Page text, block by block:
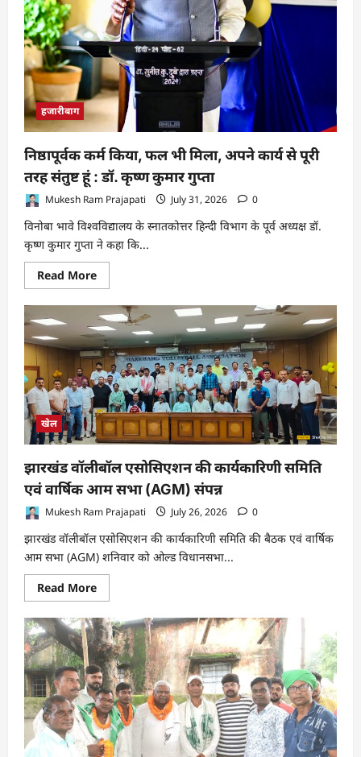
इतिहास
हजारीबाग
निष्ठापूर्वक कर्म किया, फल भी मिला, अपने कार्य से पूरी
तरह संतुष्ट हूं : डॉ. कृष्ण कुमार गुप्ता
Mukesh Ram Prajapati July 31, 2026 0
विनोबा भावे विश्वविद्यालय के स्नातकोत्तर हिन्दी विभाग के पूर्व अध्यक्ष डॉ.
कृष्ण कुमार गुप्ता ने कहा कि...
Read MoreRead
more
निष्ठापूर्वक
कर्म
किया,
फल
भी
मिला,
अपने
कार्य
पूरी
तरह
संतुष्ट
हूं
डॉ.
कृष्ण
कुमार
गुप्ता
खेल
झारखंड वॉलीबॉल एसोसिएशन की कार्यकारिणी समिति
एवं वार्षिक आम सभा (AGM) संपन्न
Mukesh Ram Prajapati July 26, 2026 0
झारखंड वॉलीबॉल एसोसिएशन की कार्यकारिणी समिति की बैठक एवं वार्षिक
आम सभा (AGM) शनिवार को ओल्ड विधानसभा...
Read MoreRead
more
झारखंड
वॉलीबॉल
एसोसिएशन
की
कार्यकारिणी
समिति
एवं
वार्षिक
आम
सभा
(AGM)
संपन्न